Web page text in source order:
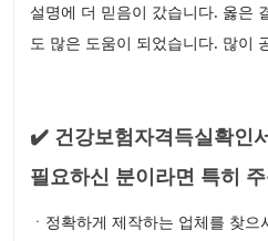
설명에 더 믿음이 갔습니다. 옳은
도 많은 도움이 되었습니다. 많이
✔️ 건강보험자격득실확인
필요하신 분이라면 특히
ㆍ정확하게 제작하는 업체를 찾으